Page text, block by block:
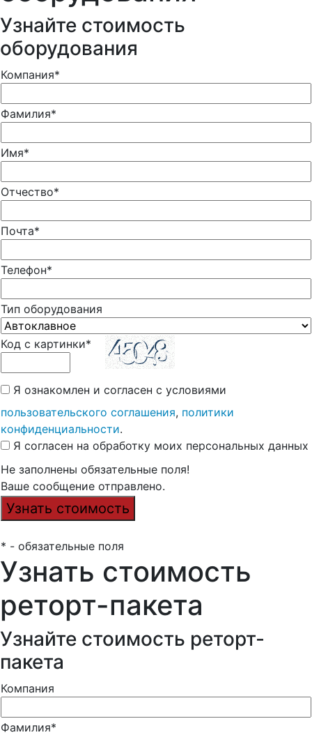
Узнайте стоимость
оборудования
Компания*
Фамилия*
Имя*
Отчество*
Почта*
Телефон*
Тип оборудования
Код с картинки*
Я ознакомлен и согласен с условиями
пользовательского соглашения, политики
конфиденциальности.
Я согласен на обработку моих персональных данных
Не заполнены обязательные поля!
Ваше сообщение отправлено.
* - обязательные поля
Узнать стоимость
реторт-пакета
Узнайте стоимость реторт-
пакета
Компания
Фамилия*